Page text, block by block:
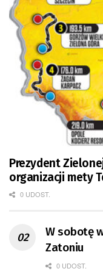
Prezydent
organizacji mety
0 UDOST.
W sobotę
Zatoniu
0 UDOST.